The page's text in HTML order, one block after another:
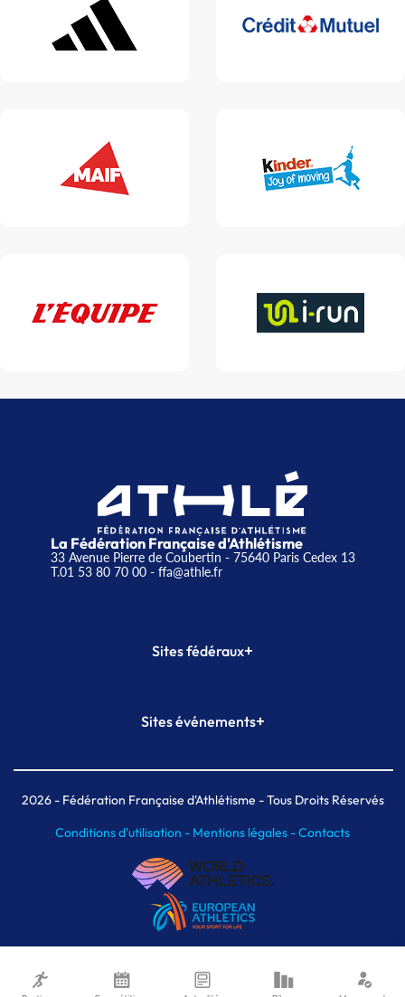
La Fédération Française d'Athlétisme
33 Avenue Pierre de Coubertin - 75640 Paris Cedex 13
T.01 53 80 70 00- ffa@athle.fr
Sites fédéraux+
Plateforme Formation
Sites événements+
Meeting de Paris indoor
MAIF Ekiden de Paris
2026- Fédération Française d'Athlétisme - Tous Droits Réservés
Conditions d'utilisation - Mentions légales -Contacts